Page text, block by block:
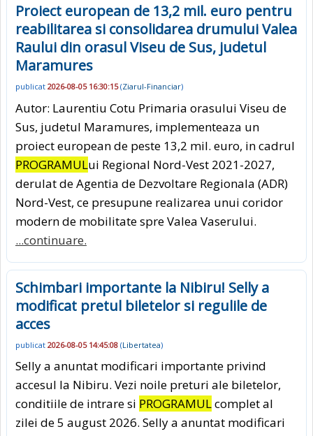
Proiect european de 13,2 mil. euro pentru
reabilitarea si consolidarea drumului Valea
Raului din orasul Viseu de Sus, judetul
Maramures
publicat 2026-08-05 16:30:15(Ziarul-Financiar)
Autor: Laurentiu Cotu Primaria orasului Viseu de
Sus, judetul Maramures, implementeaza un
proiect european de peste 13,2 mil. euro, in cadrul
PROGRAMULui Regional Nord-Vest 2021-2027,
derulat de Agentia de Dezvoltare Regionala (ADR)
Nord-Vest, ce presupune realizarea unui coridor
modern de mobilitate spre Valea Vaserului.
...continuare.
Schimbari importante la Nibiru! Selly a
modificat pretul biletelor si regulile de
acces
publicat 2026-08-05 14:45:08 (Libertatea)
Selly a anuntat modificari importante privind
accesul la Nibiru. Vezi noile preturi ale biletelor,
conditiile de intrare si PROGRAMULcomplet al
zilei de 5 august 2026. Selly a anuntat modificari